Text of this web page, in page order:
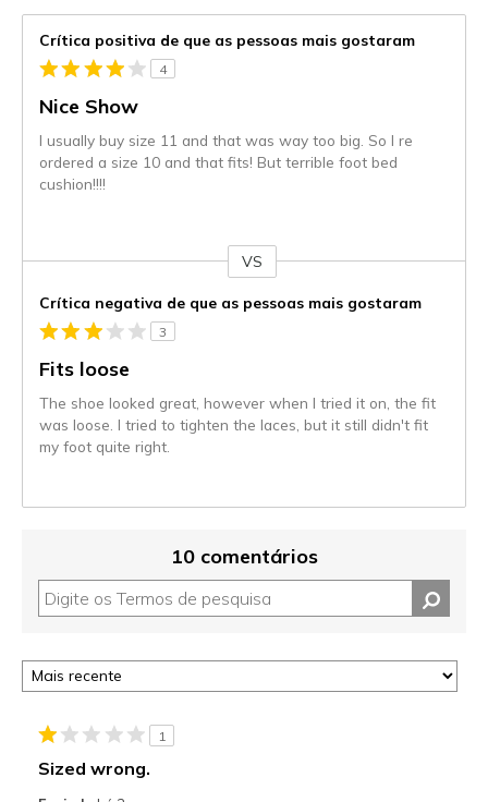
Crítica positiva de que as pessoas mais gostaram
4
Nice Show
I usually buy size 11 and that was way too big. So I re
ordered a size 10 and that fits! But terrible foot bed
cushion!!!!
VS
Crítica negativa de que as pessoas mais gostaram
3
Fits loose
The shoe looked great, however when I tried it on, the fit
was loose. I tried to tighten the laces, but it still didn't fit
my foot quite right.
10 comentários
1
Sized wrong.